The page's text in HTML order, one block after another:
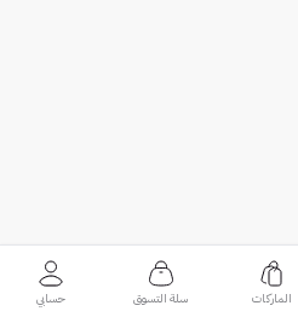
الماركات سلة التسوق حسابي